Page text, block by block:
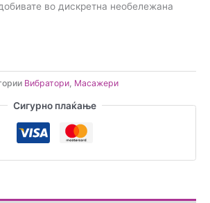
во дискретна необележана
Вибратори Масажери
Сигурно плаќање